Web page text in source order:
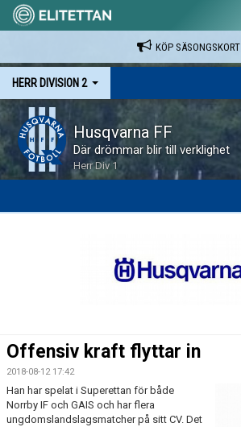
KÖP SÄSONGSKORT
HERR DIVISION 2
Husqvarna FF
Där drömmar blir till verklighet
Herr Div 1
MATCHER
Offensiv kraft flyttar in
2018-08-12 17:42
Han har spelat i Superettan för både
Norrby IF och GAIS och har flera
ungdomslandslagsmatcher på sitt CV. Det